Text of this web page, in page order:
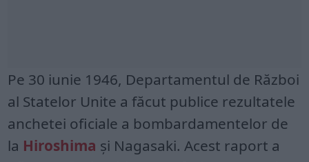
Pe 30 iunie 1946, Departamentul de Război
al Statelor Unite a făcut publice rezultatele
anchetei oficiale a bombardamentelor de
la Hiroshima și Nagasaki. Acest raport a